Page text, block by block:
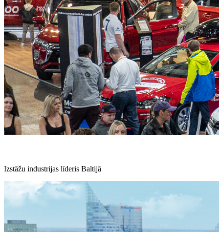
Izstāžu industrijas līderis Baltijā